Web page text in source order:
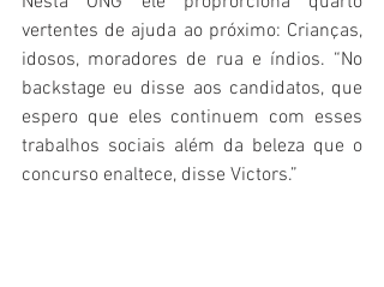
vertentes de ajuda ao próximo: Crianças,
idosos, moradores de rua e índios. “No
backstage eu disse aos candidatos, que
espero que eles continuem com esses
trabalhos sociais além da beleza que o
concurso enaltece, disse Victors.”